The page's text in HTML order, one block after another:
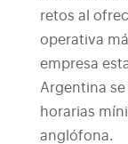
retos al
operativa
empresa
Argentina
horarias
anglófona.